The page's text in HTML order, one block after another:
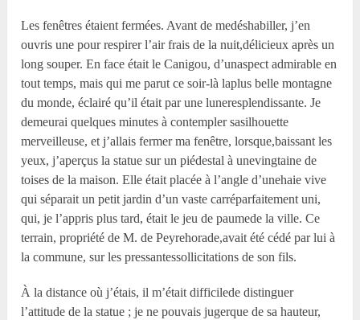
Les fenêtres étaient fermées. Avant de medéshabiller, j’en
ouvris une pour respirer l’air frais de la nuit,délicieux après un
long souper. En face était le Canigou, d’unaspect admirable en
tout temps, mais qui me parut ce soir-là laplus belle montagne
du monde, éclairé qu’il était par une luneresplendissante. Je
demeurai quelques minutes à contempler sasilhouette
merveilleuse, et j’allais fermer ma fenêtre, lorsque,baissant les
yeux, j’aperçus la statue sur un piédestal à unevingtaine de
toises de la maison. Elle était placée à l’angle d’unehaie vive
qui séparait un petit jardin d’un vaste carréparfaitement uni,
qui, je l’appris plus tard, était le jeu de paumede la ville. Ce
terrain, propriété de M. de Peyrehorade,avait été cédé par lui à
la commune, sur les pressantessollicitations de son fils.
À la distance où j’étais, il m’était difficilede distinguer
l’attitude de la statue ; je ne pouvais jugerque de sa hauteur,